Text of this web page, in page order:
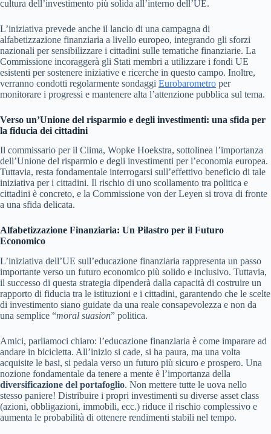
cultura dell’investimento più solida all’interno dell’UE.
L’iniziativa prevede anche il lancio di una campagna di
alfabetizzazione finanziaria a livello europeo, integrando gli sforzi
nazionali per sensibilizzare i cittadini sulle tematiche finanziarie. La
Commissione incoraggerà gli Stati membri a utilizzare i fondi UE
esistenti per sostenere iniziative e ricerche in questo campo. Inoltre,
verranno condotti regolarmente sondaggi Eurobarometro per
monitorare i progressi e mantenere alta l’attenzione pubblica sul tema.
Verso un’Unione del risparmio e degli investimenti: una sfida per
la fiducia dei cittadini
Il commissario per il Clima, Wopke Hoekstra, sottolinea l’importanza
dell’Unione del risparmio e degli investimenti per l’economia europea.
Tuttavia, resta fondamentale interrogarsi sull’effettivo beneficio di tale
iniziativa per i cittadini. Il rischio di uno scollamento tra politica e
cittadini è concreto, e la Commissione von der Leyen si trova di fronte
a una sfida delicata.
Alfabetizzazione Finanziaria: Un Pilastro per il Futuro
Economico
L’iniziativa dell’UE sull’educazione finanziaria rappresenta un passo
importante verso un futuro economico più solido e inclusivo. Tuttavia,
il successo di questa strategia dipenderà dalla capacità di costruire un
rapporto di fiducia tra le istituzioni e i cittadini, garantendo che le scelte
di investimento siano guidate da una reale consapevolezza e non da
una semplice “moral suasion” politica.
Amici, parliamoci chiaro: l’educazione finanziaria è come imparare ad
andare in bicicletta. All’inizio si cade, si ha paura, ma una volta
acquisite le basi, si pedala verso un futuro più sicuro e prospero. Una
nozione fondamentale da tenere a mente è l’importanza della
diversificazione del portafoglio. Non mettere tutte le uova nello
stesso paniere! Distribuire i propri investimenti su diverse asset class
(azioni, obbligazioni, immobili, ecc.) riduce il rischio complessivo e
aumenta le probabilità di ottenere rendimenti stabili nel tempo.